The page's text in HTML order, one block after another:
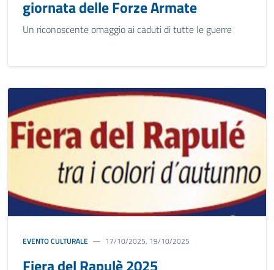
giornata delle Forze Armate
Un riconoscente omaggio ai caduti di tutte le guerre
EVENTO CULTURALE 17/10/2025, 19/10/2025